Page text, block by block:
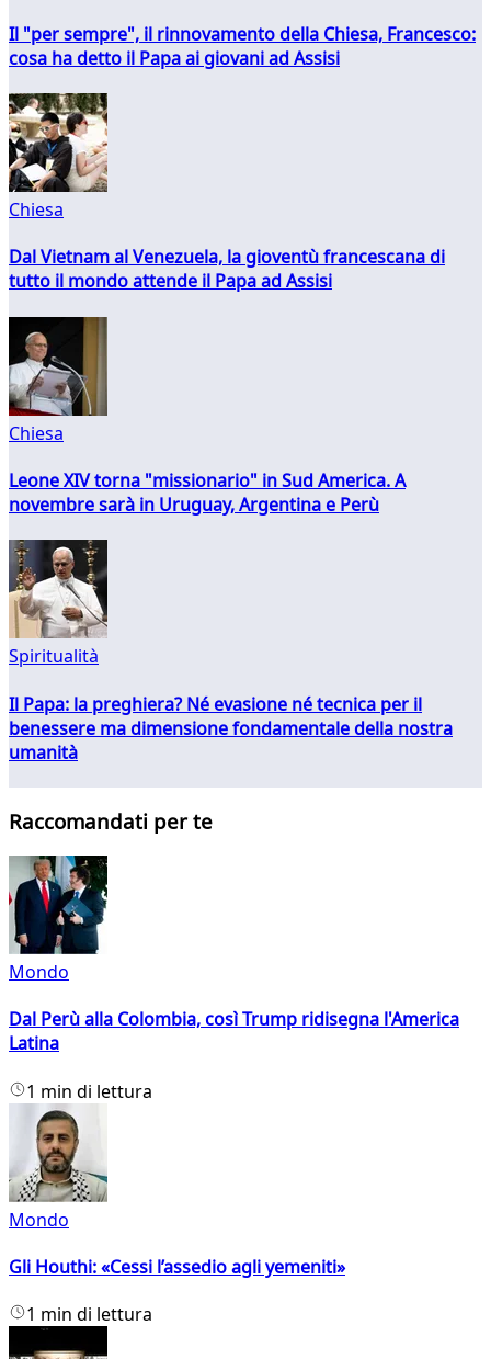
Il "per sempre", il rinnovamento della Chiesa, Francesco:
cosa ha detto il Papa ai giovani ad Assisi
Chiesa
Dal Vietnam al Venezuela, la gioventù francescana di
tutto il mondo attende il Papa ad Assisi
Chiesa
Leone XIV torna "missionario" in Sud America. A
novembre sarà in Uruguay, Argentina e Perù
Spiritualità
Il Papa: la preghiera? Né evasione né tecnica per il
benessere ma dimensione fondamentale della nostra
umanità
Raccomandati per te
Mondo
Dal Perù alla Colombia, così Trump ridisegna l'America
Latina
1 min di lettura
Mondo
Gli Houthi: «Cessi l’assedio agli yemeniti»
1 min di lettura